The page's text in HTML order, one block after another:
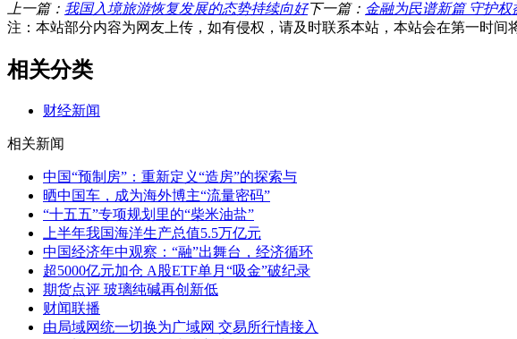
上一篇： 我国入境旅游恢复发展的态势持续向好下一篇： 金融为民谱新篇 守护
注：本站部分内容为网友上传，如有侵权，请及时联系本站，本站会在第一时间
相关分类
财经新闻
相关新闻
中国“预制房”：重新定义“造房”的探索与
晒中国车，成为海外博主“流量密码”
“十五五”专项规划里的“柴米油盐”
上半年我国海洋生产总值5.5万亿元
中国经济年中观察：“融”出舞台，经济循环
超5000亿元加仓 A股ETF单月“吸金”破纪录
期货点评 玻璃纯碱再创新低
财闻联播
由局域网统一切换为广域网 交易所行情接入